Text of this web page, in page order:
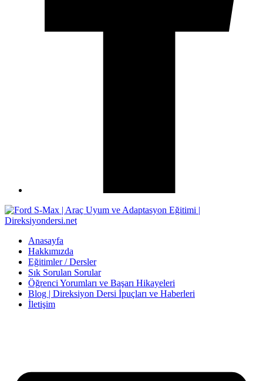
Anasayfa
Hakkımızda
Eğitimler / Dersler
Sık Sorulan Sorular
Öğrenci Yorumları ve Başarı Hikayeleri
Blog | Direksiyon Dersi İpuçları ve Haberleri
İletişim